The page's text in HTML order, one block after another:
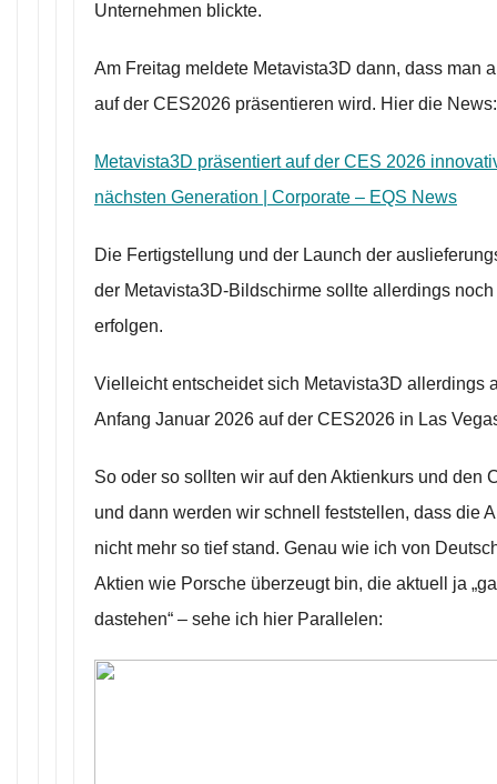
Unternehmen blickte.
Am Freitag meldete Metavista3D dann, dass man
auf der CES2026 präsentieren wird. Hier die News:
Metavista3D präsentiert auf der CES 2026
nächsten Generation | Corporate – EQS News
Die Fertigstellung und der Launch der
der Metavista3D-Bildschirme sollte allerdings
erfolgen.
Vielleicht entscheidet sich Metavista3D allerdings
Anfang Januar 2026 auf der CES2026 in Las
So oder so sollten wir auf den Aktienkurs und den
und dann werden wir schnell feststellen, dass die
nicht mehr so tief stand. Genau wie ich von
Aktien wie Porsche überzeugt bin, die aktuell ja
dastehen“ – sehe ich hier Parallelen: